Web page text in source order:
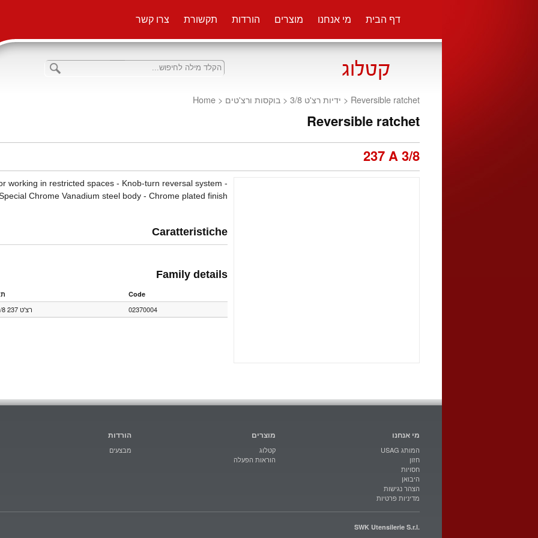
דף הבית מי אנחנו מוצרים הורדות תקשורת צרו קשר
Reversible ratchet < ידיות רצ'ט 3/8 < בוקסות ורצ'טים <
Home
Reversible ratchet
237 A 3/8
working in restricted spaces - Knob-turn reversal system -
Chrome Vanadium steel body - Chrome plated finish
Caratteristiche
Family details
Code
02370004 רצ'ט 237 A 3/8
מי אנחנו
USAG המותג
חזון
חסויות
היבואן
הצהר נגישות
מדיניות פרטיות
מוצרים
קטלוג
הוראות הפעלה
הורדות
מבצעים
SWK Utensilerie S.r.l.